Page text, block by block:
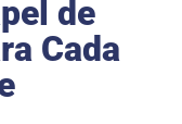
de
Cada